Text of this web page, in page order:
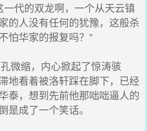
代的双龙啊，一个从天云镇
的人没有任何的犹豫，这般杀
怕华家的报复吗？”
微缩，内心掀起了惊涛骇
地看着被洛轩踩在脚下，已经
泰，想到先前他那咄咄逼人的
是成了一个笑话。